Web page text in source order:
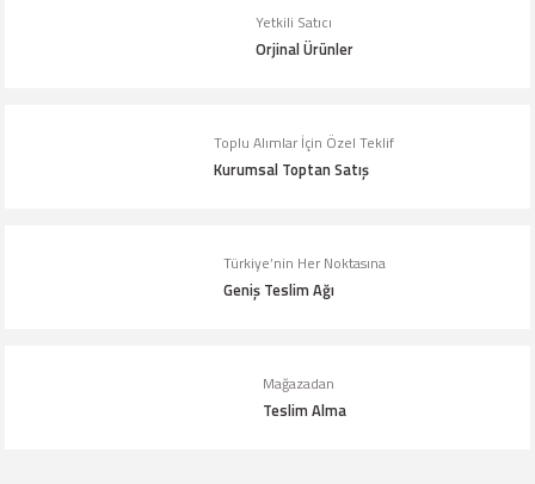
Ürün açıklamasında eksik bilgiler bulunuyor.
Ürün bilgilerinde hatalar bulunuyor.
Gönder
Yetkili Satıcı
Orjinal Ürünler
Toplu Alımlar İçin Özel Teklif
Kurumsal Toptan Satış
Türkiye’nin Her Noktasına
Geniş Teslim Ağı
Mağazadan
Teslim Alma